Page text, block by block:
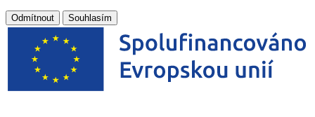
Odmítnout Souhlasím